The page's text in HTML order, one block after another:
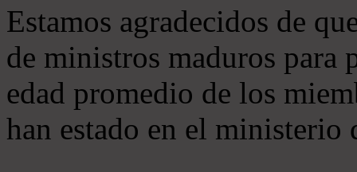
Estamos agradecidos de
de ministros maduros
edad promedio de los
han estado en el ministerio